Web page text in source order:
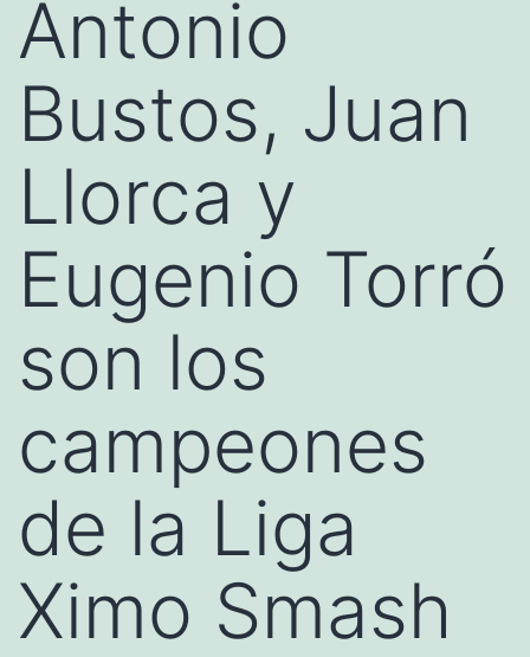
Antonio
Bustos, Juan
Llorca y
Eugenio Torró
son los
campeones
de la Liga
Ximo Smash